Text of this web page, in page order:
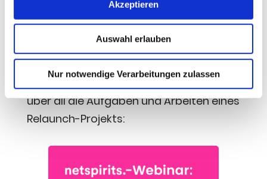
Akzeptieren
Auswahl erlauben
Nur notwendige Verarbeitungen zulassen
ein Wech­sel zu WordPress
Relaunch gibt dir einen guten Über­blick
über all die Auf­ga­ben und Arbei­ten eines
Relaunch-Projekts: